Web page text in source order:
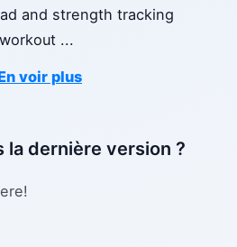
and strength tracking
...
voir plus
la dernière version ?